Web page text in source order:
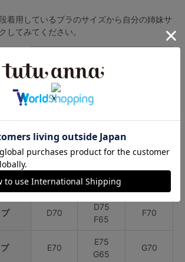
着用しているブラのサイズから自分の姉妹サ
してみてください。
65 70
プ B70
B75
D65
プ C70
C75
E65
D70
D75
F65
F70
E70
E75
G65
G70